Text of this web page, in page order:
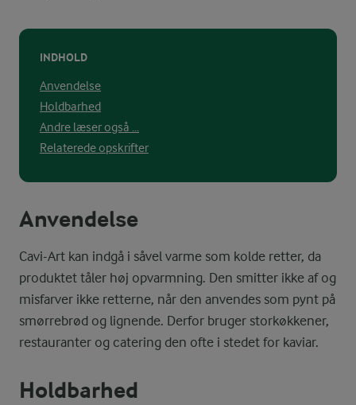
INDHOLD
Anvendelse
Holdbarhed
Andre læser også ...
Relaterede opskrifter
Anvendelse
Cavi-Art kan indgå i såvel varme som kolde retter, da
produktet tåler høj opvarmning. Den smitter ikke af og
misfarver ikke retterne, når den anvendes som pynt på
smørrebrød og lignende. Derfor bruger storkøkkener,
restauranter og catering den ofte i stedet for kaviar.
Holdbarhed